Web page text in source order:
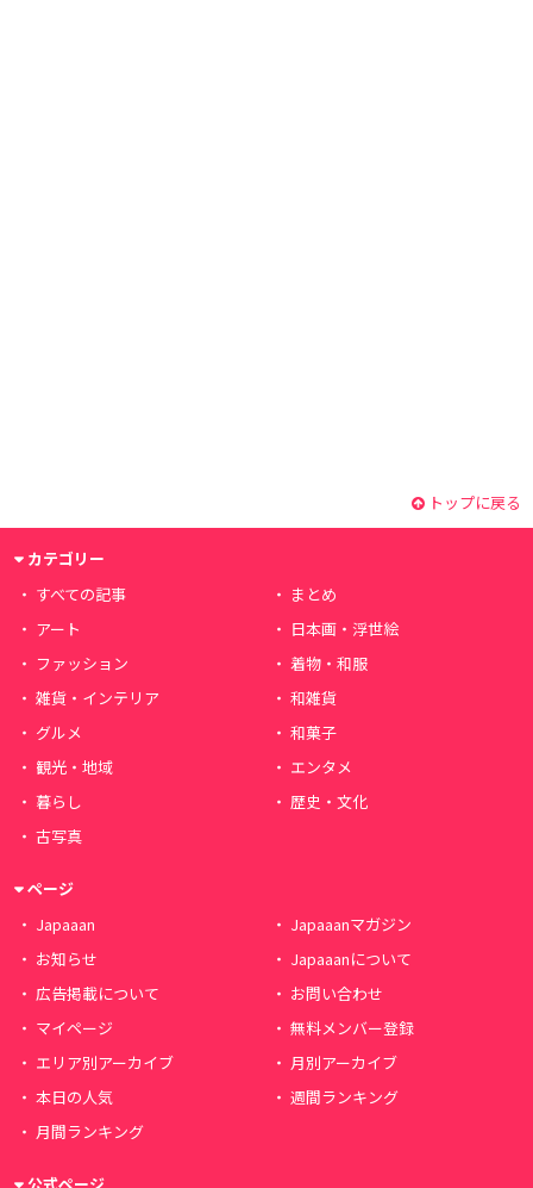
トップに戻る
カテゴリー
すべての記事
まとめ
アート
日本画・浮世絵
ファッション
着物・和服
雑貨・インテリア
和雑貨
グルメ
和菓子
観光・地域
エンタメ
暮らし
歴史・文化
古写真
ページ
Japaaan
Japaaanマガジン
お知らせ
Japaaanについて
広告掲載について
お問い合わせ
マイページ
無料メンバー登録
エリア別アーカイブ
月別アーカイブ
本日の人気
週間ランキング
月間ランキング